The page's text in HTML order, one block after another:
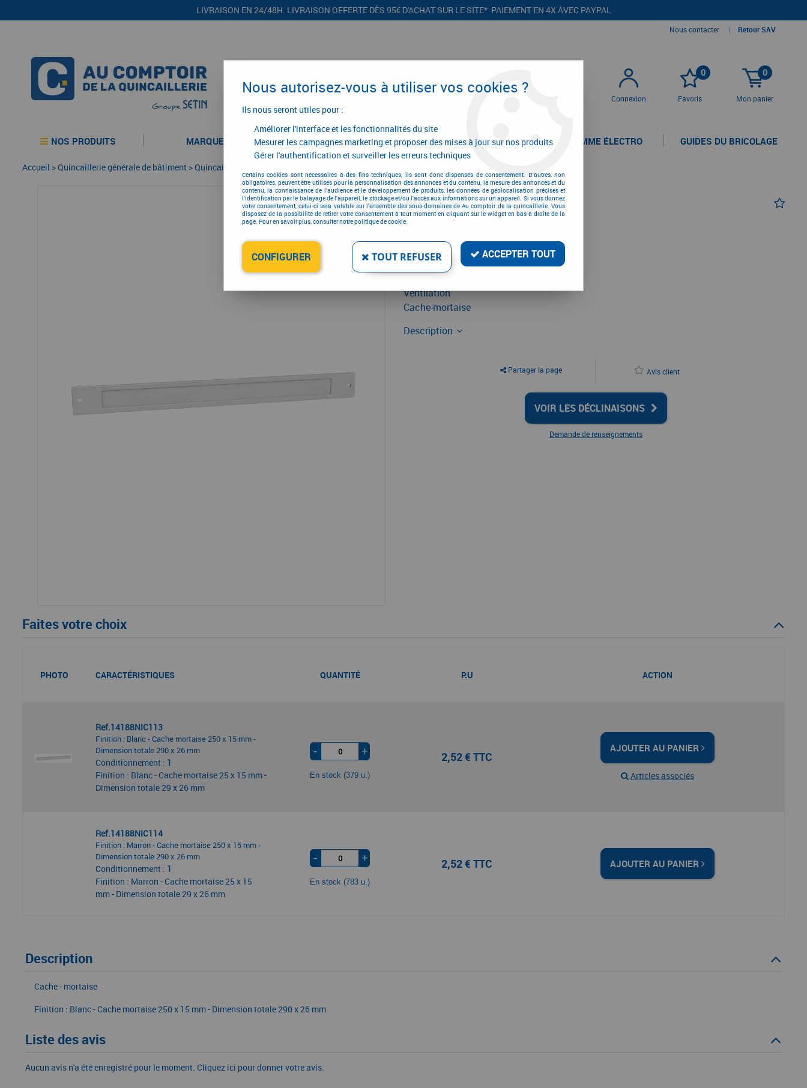
LIVRAISON EN 24/48H. LIVRAISON OFFERTE DÈS 95€ D'ACHAT SUR LE SITE* PAIEMENT EN 4X AVEC PAYPAL
Nous contacter | Retour SAV
Connexion
0
Favoris
0
Mon panier
NOS PRODUITS MARQUES CONFIGURATEURS PROMOTIONS LA GAMME ÉLECTRO GUIDES DU BRICOLAGE
Accueil >Quincaillerie générale de bâtiment >Quincaillerie générale
CACHE - MORTAISE
Réf. :14188
2,52€ TTC
Ventilation
Cache-mortaise
Description
Partager la page Avis client
VOIR LES DÉCLINAISONS
Demande de renseignements
Faites votre choix
PHOTO CARACTÉRISTIQUES QUANTITÉ P.U ACTION
Ref.14188NIC113
Finition : Blanc - Cache mortaise 250 x 15 mm -
Dimension totale 290 x 26 mm
Conditionnement : 1
Finition : Blanc - Cache mortaise 25 x 15 mm -
Dimension totale 29 x 26 mm
- +
En stock (379 u.)
2,52 € TTC
AJOUTER AU PANIER
Articles associés
Ref.14188NIC114
Finition : Marron - Cache mortaise 250 x 15 mm -
Dimension totale 290 x 26 mm
Conditionnement : 1
Finition : Marron - Cache mortaise 25 x 15
mm - Dimension totale 29 x 26 mm
- +
En stock (783 u.)
2,52 € TTC AJOUTER AU PANIER
Description
Cache - mortaise
Finition : Blanc - Cache mortaise 250 x 15 mm - Dimension totale 290 x 26 mm
Liste des avis
Aucun avis n'a été enregistré pour le moment. Cliquez ici pour donner votre avis.
Nous autorisez-vous à utiliser vos cookies ?
Ils nous seront utiles pour :
Améliorer l'interface et les fonctionnalités du site
Mesurer les campagnes marketing et proposer des mises à jour sur nos produits
Gérer l'authentification et surveiller les erreurs techniques
Certains cookies sont nécessaires à des fins techniques, ils sont donc dispensés de consentement. D'autres, non
obligatoires, peuvent être utilisés pour la personnalisation des annonces et du contenu, la mesure des annonces et du
contenu, la connaissance de l'audience et le développement de produits, les données de géolocalisation précises et
l'identification par le balayage de l'appareil, le stockage et/ou l'accès aux informations sur un appareil. Si vous donnez
votre consentement, celui-ci sera valable sur l’ensemble des sous-domaines de Au comptoir de la quincaillerie. Vous
disposez de la possibilité de retirer votre consentement à tout moment en cliquant sur le widget en bas à droite de la
page. Pour en savoir plus, consulter notre politique de cookie.
CONFIGURER TOUT REFUSER ACCEPTER TOUT